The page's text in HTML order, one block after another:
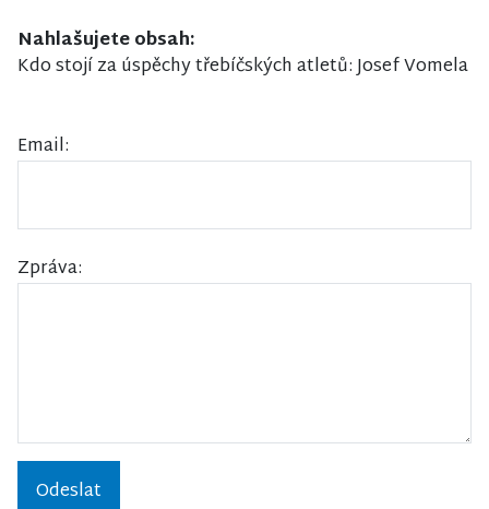
Nahlašujete obsah:
Kdo stojí za úspěchy třebíčských atletů: Josef Vomela
Email:
Zpráva:
Odeslat